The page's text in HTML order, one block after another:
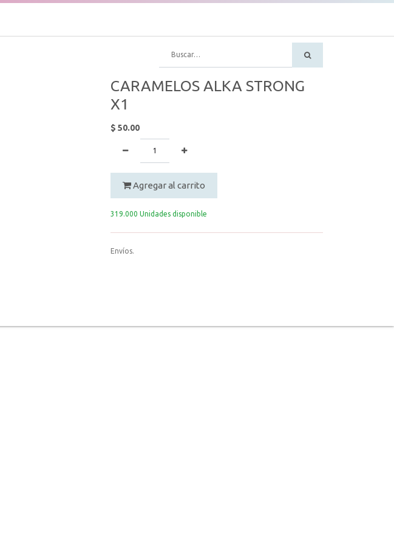
CARAMELOS ALKA STRONG
X1
$ 50.00
Agregar al carrito
319.000 Unidades disponible
Envíos.